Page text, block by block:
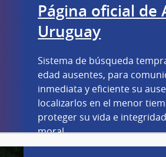
Página oficial de
Uruguay
Sistema de búsqueda
edad ausentes, para
inmediata y eficiente su
localizarlos en el menor
proteger su vida e
moral.